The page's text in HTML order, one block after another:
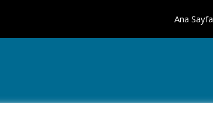
Ana Sayfa